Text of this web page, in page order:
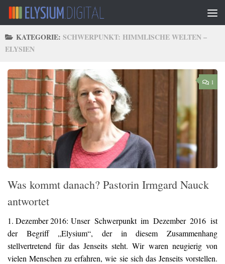
Zum Inhalt springen
KATEGORIE: SCHWERPUNKT: HIMMLISCHE WELTEN –
ELYSIEN
1
Was kommt danach? Pastorin Irmgard Nauck
antwortet
1. Dezember 2016: Unser Schwerpunkt im Dezember 2016 ist
der Begriff „Elysium“, der in diesem Zusammenhang
stellvertretend für das Jenseits steht. Wir waren neugierig von
vielen Menschen zu erfahren, wie sie sich das Jenseits vorstellen.